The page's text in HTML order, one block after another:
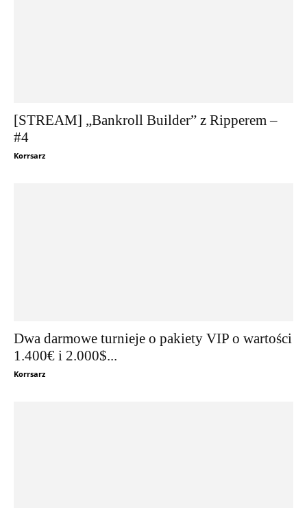
[STREAM] „Bankroll Builder” z Ripperem –
#4
Korrsarz
Dwa darmowe turnieje o pakiety VIP o wartości
1.400€ i 2.000$...
Korrsarz